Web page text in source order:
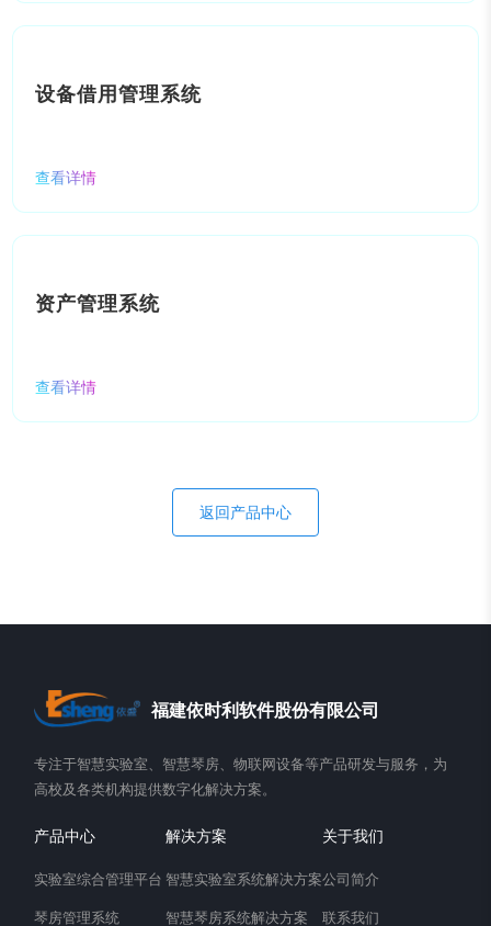
设备借用管理系统
查看详情
资产管理系统
查看详情
返回产品中心
福建依时利软件股份有限公司
专注于智慧实验室、智慧琴房、物联网设备等产品研发与服务，为
高校及各类机构提供数字化解决方案。
产品中心
实验室综合管理平台
琴房管理系统
解决方案
智慧实验室系统解决方案
智慧琴房系统解决方案
关于我们
公司简介
联系我们